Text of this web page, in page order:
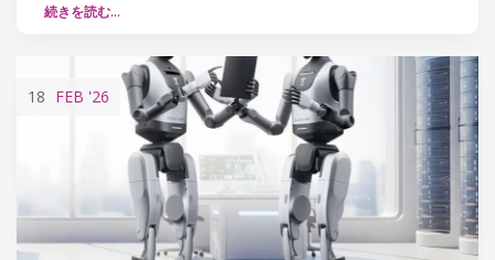
続きを読む…
18 FEB '26